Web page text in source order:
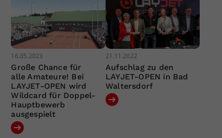
16.05.2023
Große Chance für
alle Amateure! Bei
LAYJET-OPEN wird
Wildcard für Doppel-
Hauptbewerb
ausgespielt
21.11.2022
Aufschlag zu den
LAYJET-OPEN in Bad
Waltersdorf